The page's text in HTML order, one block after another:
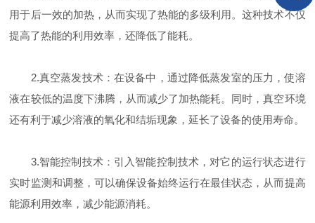
用于后一效的加热，从而实现了热能的多级利用。这种技术不仅
提高了热能的利用效率，还降低了能耗。
2.真空蒸发技术：在设备中，通过降低蒸发室的压力，使溶
液在较低的温度下沸腾，从而减少了加热能耗。同时，真空环境
还有利于减少溶液的氧化和结垢现象，延长了设备的使用寿命。
3.智能控制技术：引入智能控制技术，对它的运行状态进行
实时监测和调整，可以确保设备始终运行在最佳状态，从而提高
能源利用效率，减少能源消耗。